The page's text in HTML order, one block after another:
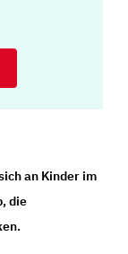
an Kinder im
die